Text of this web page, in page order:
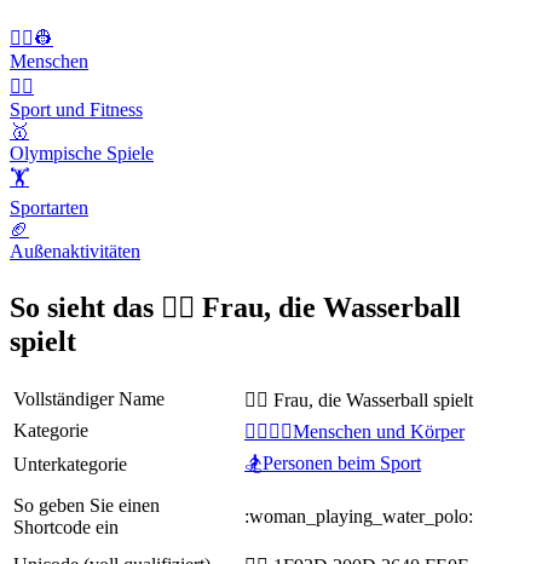
👨‍✈️👷
Menschen
🤾‍♀️
Sport und Fitness
🥇
Olympische Spiele
🏋
Sportarten
🏈
Außenaktivitäten
So sieht das 🤽‍♀️ Frau, die Wasserball
spielt
Vollständiger Name
🤽‍♀️ Frau, die Wasserball spielt
Kategorie
👩‍❤️‍💋‍👨Menschen und Körper
Unterkategorie
🏂Personen beim Sport
So geben Sie einen
Shortcode ein
:woman_playing_water_polo: